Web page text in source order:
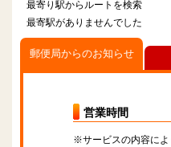
最寄り駅からルートを検索
最寄駅がありませんでした
郵便局からのお知らせ
営業時間
※サービスの内容によ